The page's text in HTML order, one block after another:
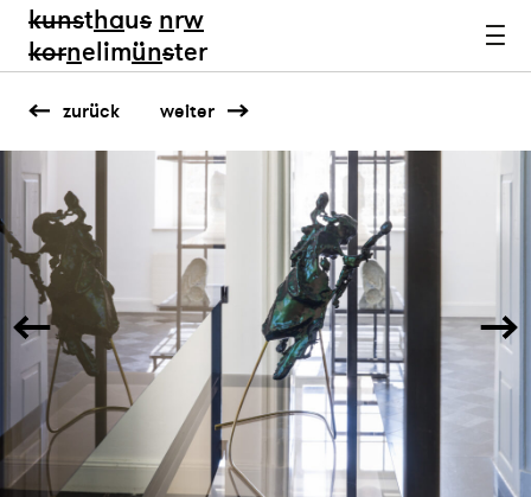
kunsthaus nrw
kornelimünster
zurück weiter